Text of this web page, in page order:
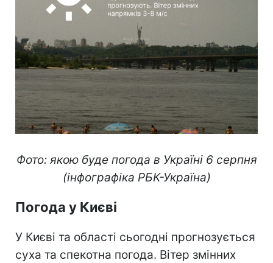
Фото: якою буде погода в Україні 6 серпня
(інфографіка РБК-Україна)
Погода у Києві
У Києві та області сьогодні прогнозується
суха та спекотна погода. Вітер змінних